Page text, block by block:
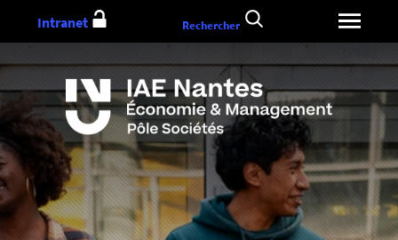
au
Intranet Rechercher